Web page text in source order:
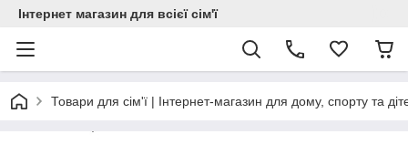
Інтернет магазин для всієї сім'ї
Товари для сім'ї | Інтернет-магазин для дому, спорту та